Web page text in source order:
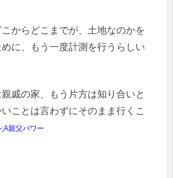
からどこまでが、土地なのかを
に、もう一度計測を行うらしい
戚の家、もう片方は知り合いと
ことは言わずにそのまま行くこ
;A親父パワー